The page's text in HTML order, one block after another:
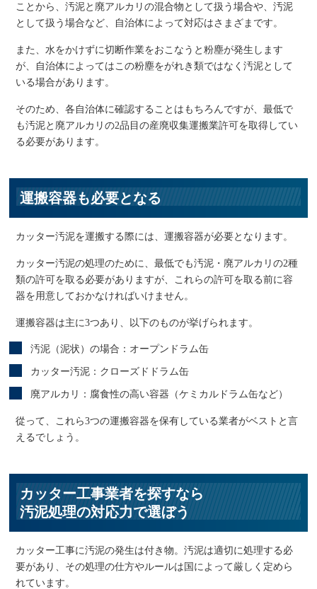
ことから、汚泥と廃アルカリの混合物として扱う場合や、汚泥
として扱う場合など、自治体によって対応はさまざまです。
また、水をかけずに切断作業をおこなうと粉塵が発生します
が、自治体によってはこの粉塵をがれき類ではなく汚泥として
いる場合があります。
そのため、各自治体に確認することはもちろんですが、最低で
も汚泥と廃アルカリの2品目の産廃収集運搬業許可を取得してい
る必要があります。
運搬容器も必要となる
カッター汚泥を運搬する際には、運搬容器が必要となります。
カッター汚泥の処理のために、最低でも汚泥・廃アルカリの2種
類の許可を取る必要がありますが、これらの許可を取る前に容
器を用意しておかなければいけません。
運搬容器は主に3つあり、以下のものが挙げられます。
汚泥（泥状）の場合：オープンドラム缶
カッター汚泥：クローズドドラム缶
廃アルカリ：腐食性の高い容器（ケミカルドラム缶など）
從って、これら3つの運搬容器を保有している業者がベストと言
えるでしょう。
カッター工事業者を探すなら
汚泥処理の対応力で選ぼう
カッター工事に汚泥の発生は付き物。汚泥は適切に処理する必
要があり、その処理の仕方やルールは国によって厳しく定めら
れています。